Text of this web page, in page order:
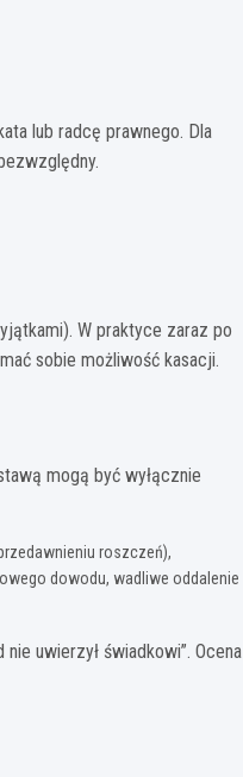
lub radcę prawnego. Dla
W praktyce zaraz po
sobie możliwość kasacji.
mogą być wyłącznie
roszczeń),
dowodu, wadliwe oddalenie
uwierzył świadkowi”. Ocena